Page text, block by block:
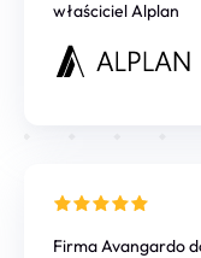
właściciel Alplan
Firma Avangardo